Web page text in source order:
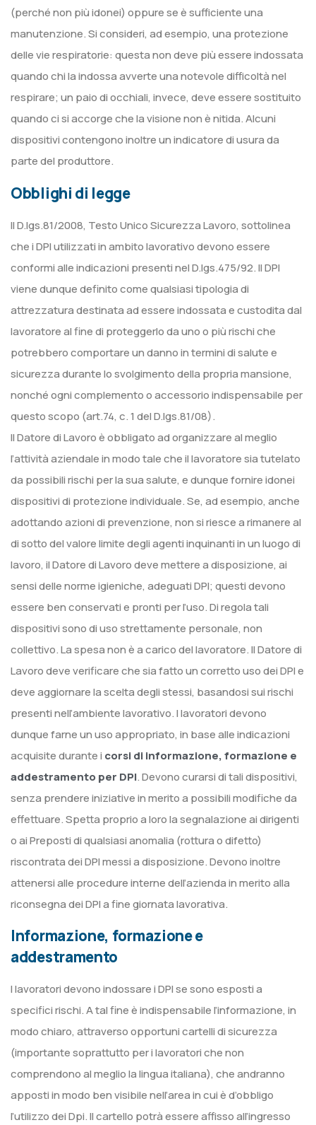
(perché non più idonei) oppure se è sufficiente una
manutenzione. Si consideri, ad esempio, una protezione
delle vie respiratorie: questa non deve più essere indossata
quando chi la indossa avverte una notevole difficoltà nel
respirare; un paio di occhiali, invece, deve essere sostituito
quando ci si accorge che la visione non è nitida. Alcuni
dispositivi contengono inoltre un indicatore di usura da
parte del produttore.
Obblighi di legge
Il D.lgs.81/2008, Testo Unico Sicurezza Lavoro, sottolinea
che i DPI utilizzati in ambito lavorativo devono essere
conformi alle indicazioni presenti nel D.lgs.475/92. Il DPI
viene dunque definito come qualsiasi tipologia di
attrezzatura destinata ad essere indossata e custodita dal
lavoratore al fine di proteggerlo da uno o più rischi che
potrebbero comportare un danno in termini di salute e
sicurezza durante lo svolgimento della propria mansione,
nonché ogni complemento o accessorio indispensabile per
questo scopo (art.74, c. 1 del D.lgs.81/08).
Il Datore di Lavoro è obbligato ad organizzare al meglio
l’attività aziendale in modo tale che il lavoratore sia tutelato
da possibili rischi per la sua salute, e dunque fornire idonei
dispositivi di protezione individuale. Se, ad esempio, anche
adottando azioni di prevenzione, non si riesce a rimanere al
di sotto del valore limite degli agenti inquinanti in un luogo di
lavoro, il Datore di Lavoro deve mettere a disposizione, ai
sensi delle norme igieniche, adeguati DPI; questi devono
essere ben conservati e pronti per l’uso. Di regola tali
dispositivi sono di uso strettamente personale, non
collettivo. La spesa non è a carico del lavoratore. Il Datore di
Lavoro deve verificare che sia fatto un corretto uso dei DPI e
deve aggiornare la scelta degli stessi, basandosi sui rischi
presenti nell’ambiente lavorativo. I lavoratori devono
dunque farne un uso appropriato, in base alle indicazioni
acquisite durante i corsi di informazione, formazione e
addestramento per DPI. Devono curarsi di tali dispositivi,
senza prendere iniziative in merito a possibili modifiche da
effettuare. Spetta proprio a loro la segnalazione ai dirigenti
o ai Preposti di qualsiasi anomalia (rottura o difetto)
riscontrata dei DPI messi a disposizione. Devono inoltre
attenersi alle procedure interne dell’azienda in merito alla
riconsegna dei DPI a fine giornata lavorativa.
Informazione, formazione e
addestramento
I lavoratori devono indossare i DPI se sono esposti a
specifici rischi. A tal fine è indispensabile l’informazione, in
modo chiaro, attraverso opportuni cartelli di sicurezza
(importante soprattutto per i lavoratori che non
comprendono al meglio la lingua italiana), che andranno
apposti in modo ben visibile nell’area in cui è d’obbligo
l’utilizzo dei Dpi. Il cartello potrà essere affisso all’ingresso